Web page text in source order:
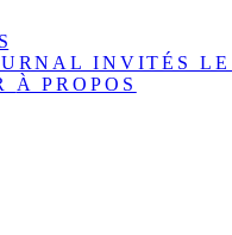
INVITÉS
À PROPOS